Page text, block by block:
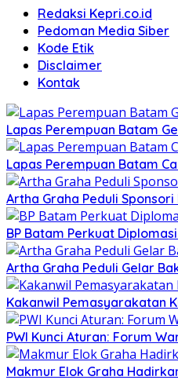
Redaksi Kepri.co.id
Pedoman Media Siber
Kode Etik
Disclaimer
Kontak
Lapas Perempuan Batam
Lapas Perempuan Batam
Artha Graha Peduli Sponsori
BP Batam Perkuat
Artha Graha Peduli Gelar
Kakanwil Pemasyarakatan
PWI Kunci Aturan: Forum
Makmur Elok Graha